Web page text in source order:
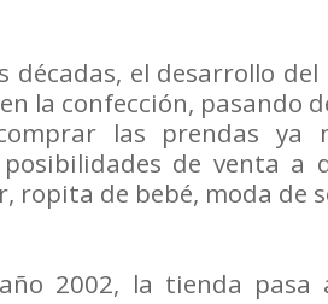
décadas, el desarrollo
la confección, pasando
las prendas ya
de venta a
ropita de bebé, moda de
2002, la tienda pasa a